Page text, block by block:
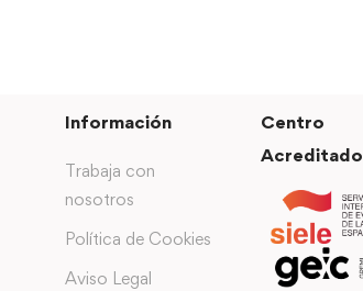
Información
Trabaja con
nosotros
Política de Cookies
Aviso Legal
Centro
Acreditado